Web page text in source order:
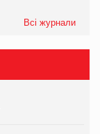
Всі журнали